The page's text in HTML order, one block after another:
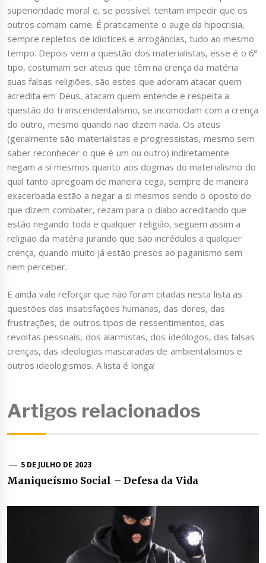
superioridade moral e, se possível, tentam impedir que os
outros comam carne. É praticamente o auge da hipocrisia,
sempre repletos de idiotices e arrogâncias, tudo ao mesmo
tempo. Depois vem a questão dos materialistas, esse é o 6º
tipo, costumam ser ateus que têm na crença da matéria
suas falsas religiões, são estes que adoram atacar quem
acredita em Deus, atacam quem entende e respeita a
questão do transcendentalismo, se incomodam com a crença
do outro, mesmo quando não dizem nada. Os ateus
(geralmente são materialistas e progressistas, mesmo sem
saber reconhecer o que é um ou outro) indiretamente
negam a si mesmos quanto aos dogmas do materialismo do
qual tanto apregoam de maneira cega, sempre de maneira
exacerbada estão a negar a si mesmos sendo o oposto do
que dizem combater, rezam para o diabo acreditando que
estão negando toda e qualquer religião, seguem assim a
religião da matéria jurando que são incrédulos a qualquer
crença, quando muito já estão presos ao paganismo sem
nem perceber.
E ainda vale reforçar que não foram citadas nesta lista as
questões das insatisfações humanas, das dores, das
frustrações, de outros tipos de ressentimentos, das
revoltas pessoais, dos alarmistas, dos ideólogos, das falsas
crenças, das ideologias mascaradas de ambientalismos e
outros ideologismos. A lista é longa!
Artigos relacionados
5 DE JULHO DE 2023
Maniqueísmo Social – Defesa da Vida